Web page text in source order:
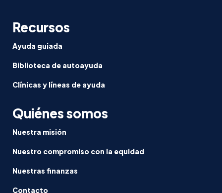
Recursos
Ayuda guiada
Biblioteca de autoayuda
Clínicas y líneas de ayuda
Quiénes somos
Nuestra misión
Nuestro compromiso con la equidad
Nuestras finanzas
Contacto